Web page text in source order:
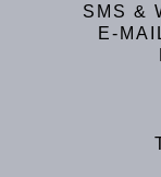
SMS &
E-